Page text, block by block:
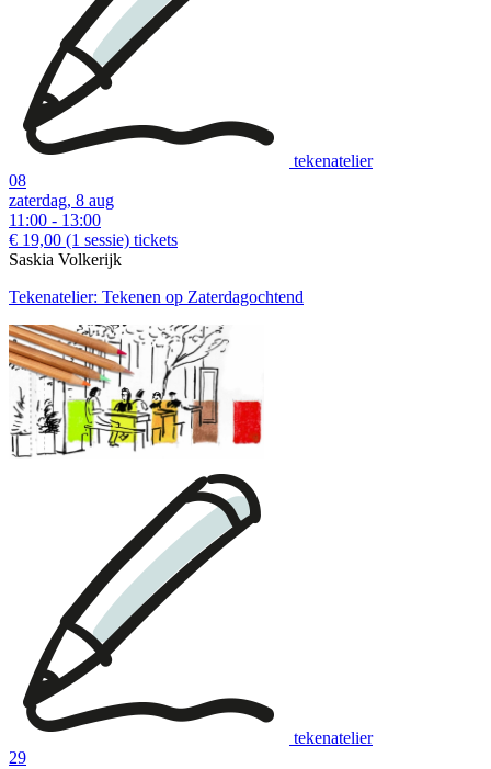
Examples of creative workshops up to €110:
tekenatelier
08
zaterdag, 8 aug
11:00 - 13:00
€ 19,00 (1 sessie) tickets
Saskia Volkerijk
Tekenatelier: Tekenen op Zaterdagochtend
tekenatelier
29